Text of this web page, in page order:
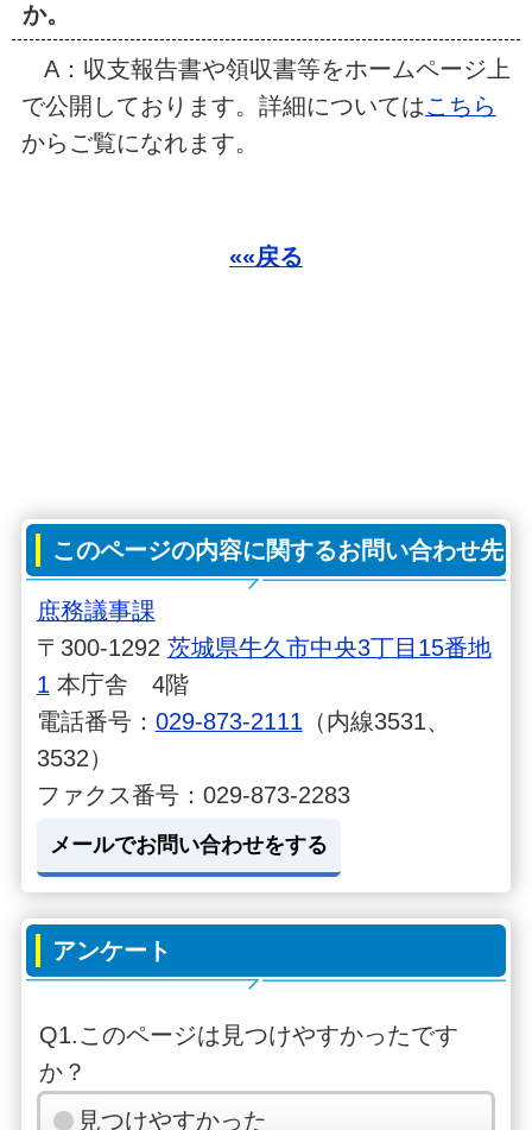
か。
A：収支報告書や領収書等をホームページ上
で公開しております。詳細についてはこちら
からご覧になれます。
««戻る
このページの内容に関するお問い合わせ先
庶務議事課
〒300-1292 茨城県牛久市中央3丁目15番地
1 本庁舎 4階
電話番号： 029-873-2111 （内線3531、
3532）
ファクス番号：029-873-2283
メールでお問い合わせをする
アンケート
Q1.このページは見つけやすかったです
か？
見つけやすかった